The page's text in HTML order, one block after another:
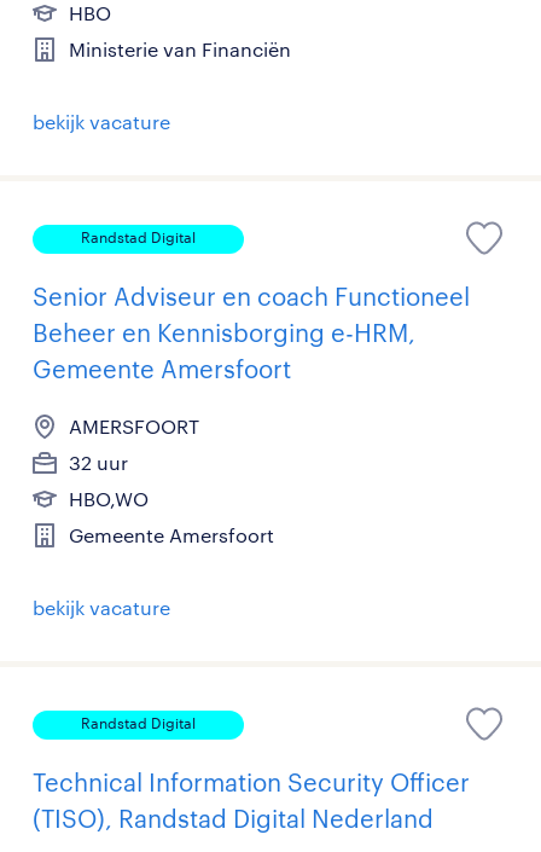
HBO
Ministerie van Financiën
bekijk vacature
Randstad Digital
Senior Adviseur en coach Functioneel
Beheer en Kennisborging e-HRM,
Gemeente Amersfoort
AMERSFOORT
32 uur
HBO,WO
Gemeente Amersfoort
bekijk vacature
Randstad Digital
Technical Information Security Officer
(TISO), Randstad Digital Nederland